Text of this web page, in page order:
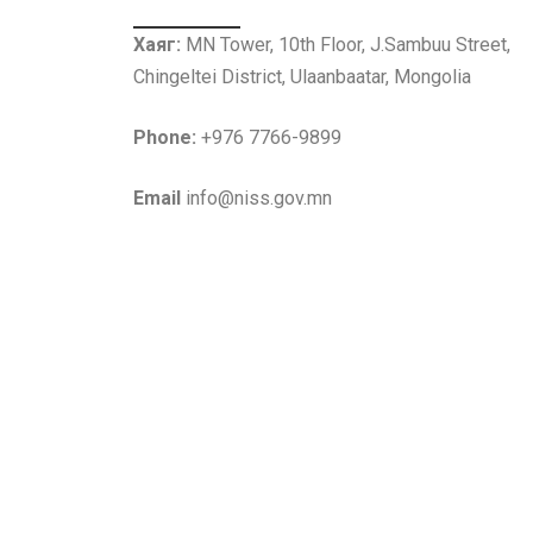
Хаяг: MN Tower, 10th Floor, J.Sambuu Street,
Chingeltei District, Ulaanbaatar, Mongolia
Phone: +976 7766-9899
Email info@niss.gov.mn